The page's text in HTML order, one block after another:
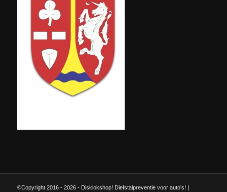
©Copyright 2016 - 2026 - Disklokshop! Diefstalpreventie voor auto's! |